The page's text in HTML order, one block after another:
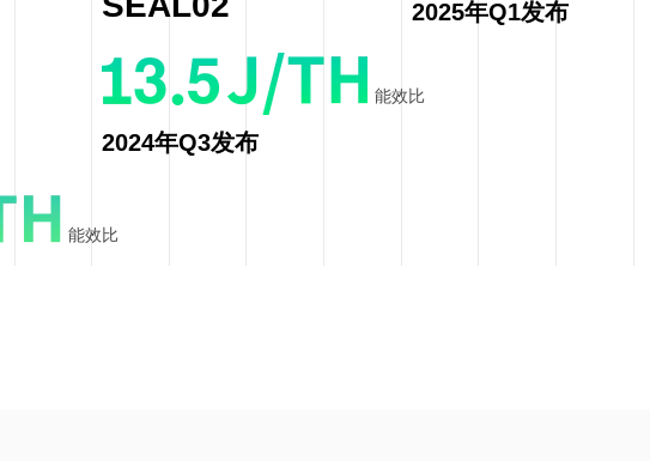
能效比
能效比
2024年Q3发布
2025年Q1发布